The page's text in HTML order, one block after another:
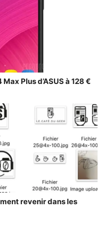
Plus d’ASUS à 128 €
revenir dans les